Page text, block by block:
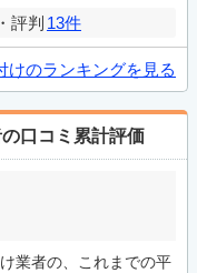
評判 13件
けのランキングを見る
口コミ累計評価
業者の、これまでの平